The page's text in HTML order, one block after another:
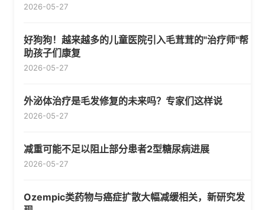
2026-05-27
好狗狗！越来越多的儿童医院引入毛茸茸的"治疗师"帮
助孩子们康复
2026-05-27
外泌体治疗是毛发修复的未来吗？专家们这样说
2026-05-27
减重可能不足以阻止部分患者2型糖尿病进展
2026-05-27
Ozempic类药物与癌症扩散大幅减缓相关，新研究发